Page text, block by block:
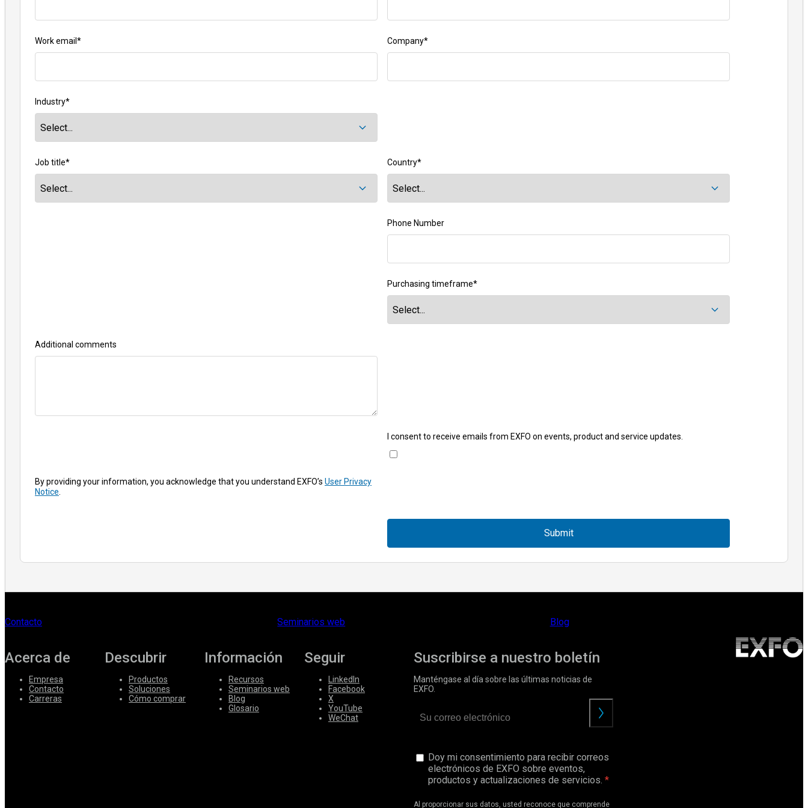
*
Work email *
Company
*
Industry
*
Job title *
Country
Phone Number
*
Purchasing timeframe
Additional comments
I consent to receive emails from EXFO on events, product and service updates.
By providing your information, you acknowledge that you understand EXFO’s User Privacy
Notice.
Submit
Contacto Seminarios web Blog
Acerca de
Empresa
Contacto
Carreras
Descubrir
Productos
Soluciones
Cómo comprar
Información
Recursos
Seminarios web
Blog
Glosario
Seguir
LinkedIn
Facebook
X
YouTube
WeChat
Suscribirse a nuestro boletín
Manténgase al día sobre las últimas noticias de
EXFO.
Doy mi consentimiento para recibir correos
electrónicos de EXFO sobre eventos,
productos y actualizaciones de servicios.
Al proporcionar sus datos, usted reconoce que comprende